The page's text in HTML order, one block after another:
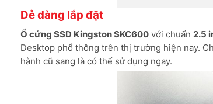
Dễ dàng lắp đặt
Ổ cứng SSD Kingston SKC600 với chuẩn 2.5
Desktop phổ thông trên thị trường hiện nay.
hành cũ sang là có thể sử dụng ngay.